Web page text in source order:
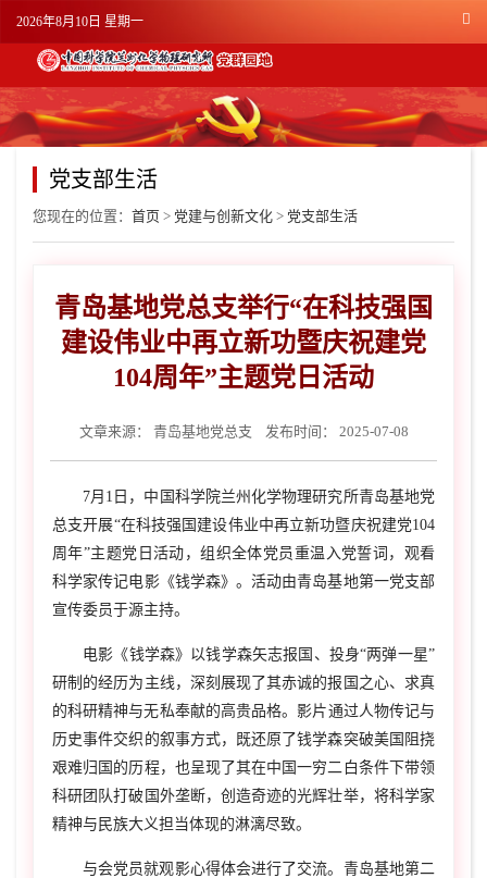
2026年8月10日 星期一
党支部生活
您现在的位置： 首页 > 党建与创新文化 > 党支部生活
青岛基地党总支举行“在科技强国
建设伟业中再立新功暨庆祝建党
104周年”主题党日活动
文章来源： 青岛基地党总支 发布时间： 2025-07-08
7月 1 日，中国科学院兰州化学物理研究所青岛基地党
总支开展“在科技强国建设伟业中再立新功暨庆祝建党104
周年”主题党日活动，组织全体党员重温入党誓词，观看
科学家传记电影《钱学森》。活动由青岛基地第一党支部
宣传委员于源主持。
电影《钱学森》以钱学森矢志报国、投身“两弹一星”
研制的经历为主线，深刻展现了其赤诚的报国之心、求真
的科研精神与无私奉献的高贵品格。‌影片通过人物传记与
历史事件交织的叙事方式，既还原了钱学森突破美国阻挠
艰难归国的历程，也呈现了其在中国一穷二白条件下带领
科研团队打破国外垄断，创造奇迹的光辉壮举，将科学家
精神与民族大义担当体现的淋漓尽致。‌
与会党员就观影心得体会进行了交流。青岛基地第二